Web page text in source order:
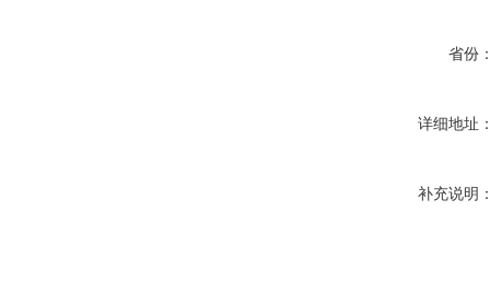
省份
详细地址
补充说明